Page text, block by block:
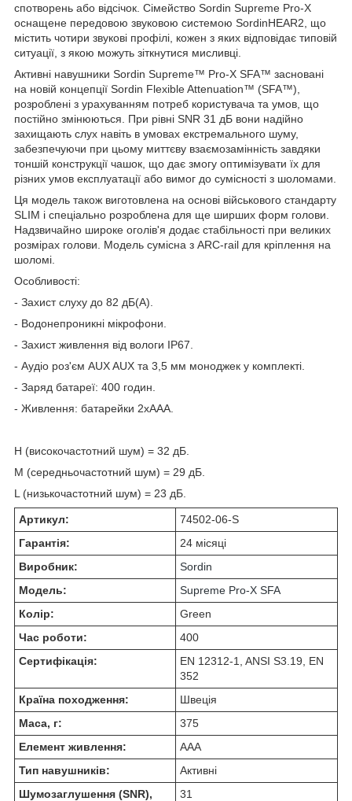
спотворень або відсічок. Сімейство Sordin Supreme Pro-X
оснащене передовою звуковою системою SordinHEAR2, що
містить чотири звукові профілі, кожен з яких відповідає типовій
ситуації, з якою можуть зіткнутися мисливці.
Активні навушники Sordin Supreme™ Pro-X SFA™ засновані
на новій концепції Sordin Flexible Attenuation™ (SFA™),
розроблені з урахуванням потреб користувача та умов, що
постійно змінюються. При рівні SNR 31 дБ вони надійно
захищають слух навіть в умовах екстремального шуму,
забезпечуючи при цьому миттєву взаємозамінність завдяки
тоншій конструкції чашок, що дає змогу оптимізувати їх для
різних умов експлуатації або вимог до сумісності з шоломами.
Ця модель також виготовлена на основі військового стандарту
SLIM і спеціально розроблена для ще ширших форм голови.
Надзвичайно широке оголів'я додає стабільності при великих
розмірах голови. Модель сумісна з ARC-rail для кріплення на
шоломі.
Особливості:
- Захист слуху до 82 дБ(А).
- Водонепроникні мікрофони.
- Захист живлення від вологи IP67.
- Аудіо роз'єм AUX AUX та 3,5 мм моноджек у комплекті.
- Заряд батареї: 400 годин.
- Живлення: батарейки 2хААА.
H (високочастотний шум) = 32 дБ.
M (середньочастотний шум) = 29 дБ.
L (низькочастотний шум) = 23 дБ.
Артикул:
74502-06-S
Гарантія:
24 місяці
Виробник:
Sordin
Модель:
Supreme Pro-X SFA
Колір:
Green
Час роботи:
400
Сертифікація:
EN 12312-1, ANSI S3.19, EN
352
Країна походження:
Швеція
Маса, г:
375
Елемент живлення:
AAA
Тип навушників:
Активні
Шумозаглушення (SNR),
31